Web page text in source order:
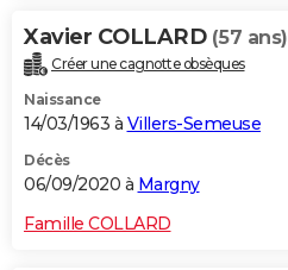
Xavier COLLARD (57 ans)
Créer une cagnotte obsèques
Naissance
14/03/1963 à Villers-Semeuse
Décès
06/09/2020 à Margny
Famille COLLARD